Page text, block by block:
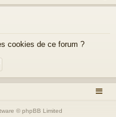
xi
cookies de ce forum ?
© phpBB Limited